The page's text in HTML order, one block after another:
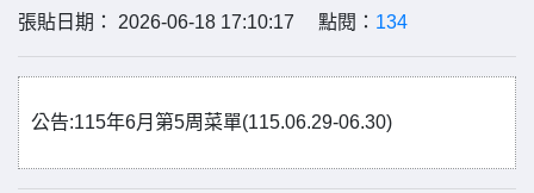
張貼日期： 2026-06-18 17:10:17 點閱： 134
公告:115年6月第5周菜單(115.06.29-06.30)